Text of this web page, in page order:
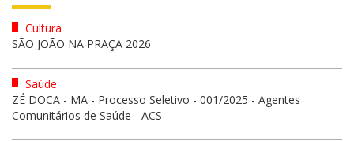
Cultura
SÃO JOÃO NA PRAÇA 2026
Saúde
ZÉ DOCA - MA - Processo Seletivo - 001/2025 - Agentes
Comunitários de Saúde - ACS